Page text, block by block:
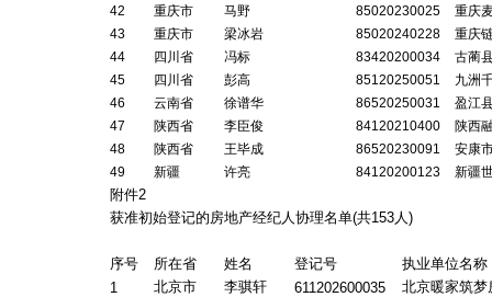
42
重庆市 马野 85020230025
重庆
43
重庆市 梁冰岩 85020240228
重庆
44
四川省 冯标 83420200034
古蔺
45
四川省 彭高 85120250051
九洲
46
云南省 徐谱华 86520250031
盈江
47
陕西省 李臣俊 84120210400
陕西
48
陕西省 王毕成 86520230091
安康
49
新疆 许亮 84120200123 新疆
附件2
获准初始登记的房地产经纪人协理名单(共153人)
序号 所在省 姓名 登记号
执业单位名称
1
北京市 李骐轩 611202600035
北京暖家筑梦